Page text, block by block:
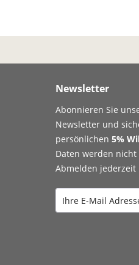
Newsletter
Abonnieren Sie
Newsletter und
persönlichen 5%
Daten werden
Abmelden jederzeit